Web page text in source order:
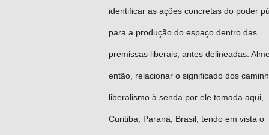
identificar as ações concretas do poder
para a produção do espaço dentro das
premissas liberais, antes delineadas.
então, relacionar o significado dos
liberalismo à senda por ele tomada aqui,
Curitiba, Paraná, Brasil, tendo em vista o